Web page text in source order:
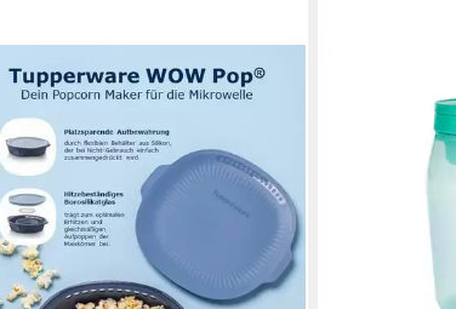
TUPPERWARE
Servierschale Tupperware Wow Pop
Popcorn Maker
21,90 €
lieferbar - in 3-4 Werktagen bei dir